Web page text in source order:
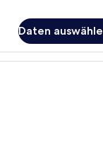
Daten